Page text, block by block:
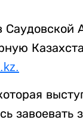
завоевать